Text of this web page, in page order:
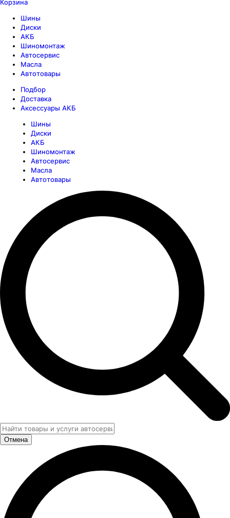
Корзина
Шины
Диски
АКБ
Шиномонтаж
Автосервис
Масла
Автотовары
Подбор
Доставка
Аксессуары АКБ
Шины
Диски
АКБ
Шиномонтаж
Автосервис
Масла
Автотовары
Отмена